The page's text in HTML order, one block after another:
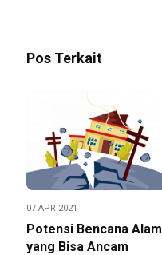
Pos Terkait
07 APR 2021
Potensi Bencana Alam
yang Bisa Ancam